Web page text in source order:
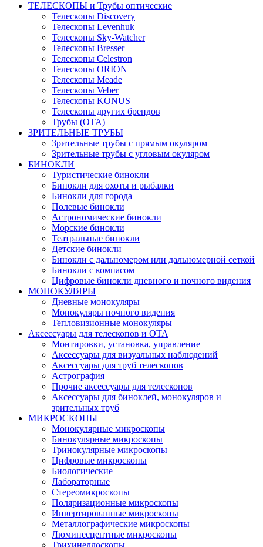
ТЕЛЕСКОПЫ и Трубы оптические
Телескопы Discovery
Телескопы Levenhuk
Телескопы Sky-Watcher
Телескопы Bresser
Телескопы Celestron
Телескопы ORION
Телескопы Meade
Телескопы Veber
Телескопы KONUS
Телескопы других брендов
Трубы (ОТА)
ЗРИТЕЛЬНЫЕ ТРУБЫ
Зрительные трубы с прямым окуляром
Зрительные трубы с угловым окуляром
БИНОКЛИ
Туристические бинокли
Бинокли для охоты и рыбалки
Бинокли для города
Полевые бинокли
Астрономические бинокли
Морские бинокли
Театральные бинокли
Детские бинокли
Бинокли с дальномером или дальномерной сеткой
Бинокли с компасом
Цифровые бинокли дневного и ночного видения
МОНОКУЛЯРЫ
Дневные монокуляры
Монокуляры ночного видения
Тепловизионные монокуляры
Аксессуары для телескопов и ОТА
Монтировки, установка, управление
Аксессуары для визуальных наблюдений
Аксессуары для труб телескопов
Астрография
Прочие аксессуары для телескопов
Аксессуары для биноклей, монокуляров и
зрительных труб
МИКРОСКОПЫ
Монокулярные микроскопы
Бинокулярные микроскопы
Тринокулярные микроскопы
Цифровые микроскопы
Биологические
Лабораторные
Стереомикроскопы
Поляризационные микроскопы
Инвертированные микроскопы
Металлографические микроскопы
Люминесцентные микроскопы
Трихинеллоскопы